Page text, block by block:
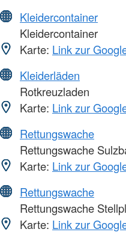
Kleidercontainer
Kleidercontainer
Karte: Link zur
Kleiderläden
Rotkreuzladen
Karte: Link zur
Rettungswache
Rettungswache
Karte: Link zur
Rettungswache
Rettungswache
Karte: Link zur